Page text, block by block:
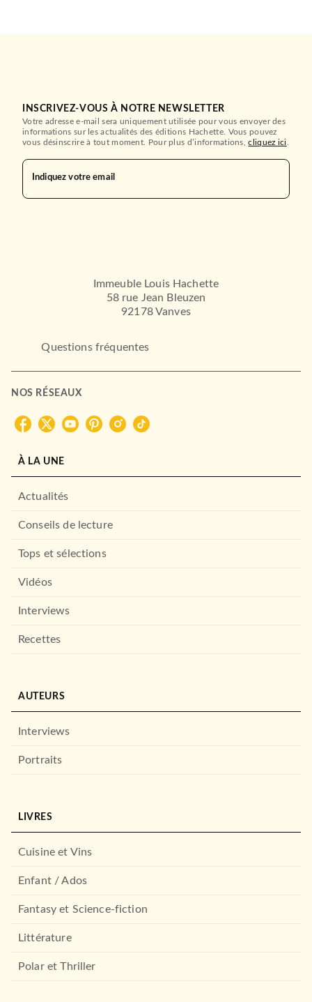
INSCRIVEZ-VOUS À NOTRE NEWSLETTER
Votre adresse e-mail sera uniquement utilisée pour vous envoyer des
informations sur les actualités des éditions Hachette. Vous pouvez
vous désinscrire à tout moment. Pour plus d’informations,cliquez ici
Indiquez votre email
Immeuble Louis Hachette
58 rue Jean Bleuzen
92178 Vanves
Questions fréquentes
NOS RÉSEAUX
À LA UNE
Actualités
Conseils de lecture
Tops et sélections
Vidéos
Interviews
Recettes
AUTEURS
Interviews
Portraits
LIVRES
Cuisine et Vins
Enfant / Ados
Fantasy et Science-fiction
Littérature
Polar et Thriller